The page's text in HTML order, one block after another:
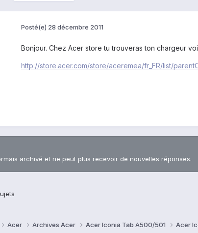
Posté(e) 28 décembre 2011
Bonjour. Chez Acer store tu trouveras ton chargeur
http://store.acer.com/store/aceremea/fr_FR/list/
archivé et ne peut plus recevoir de nouvelles réponses.
Acer Archives Acer Acer Iconia Tab A500/501 Acer